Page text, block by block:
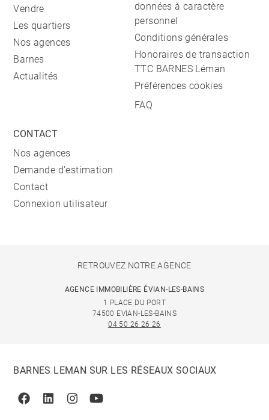
Vendre
Les quartiers
Nos agences
Barnes
Actualités
données à caractère
personnel
Conditions générales
Honoraires de transaction
TTC BARNES Léman
Préférences cookies
FAQ
CONTACT
Nos agences
Demande d'estimation
Contact
Connexion utilisateur
RETROUVEZ NOTRE AGENCE
AGENCE IMMOBILIÈRE ÉVIAN-LES-BAINS
1 PLACE DU PORT
74500 EVIAN-LES-BAINS
04 50 26 26 26
BARNES LEMAN SUR LES RÉSEAUX SOCIAUX
FacebookLinkedinInstagramYoutube